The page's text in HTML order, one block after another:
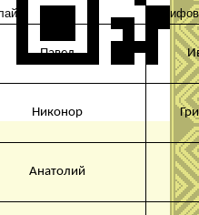
Павел
Никонор
Анатолий